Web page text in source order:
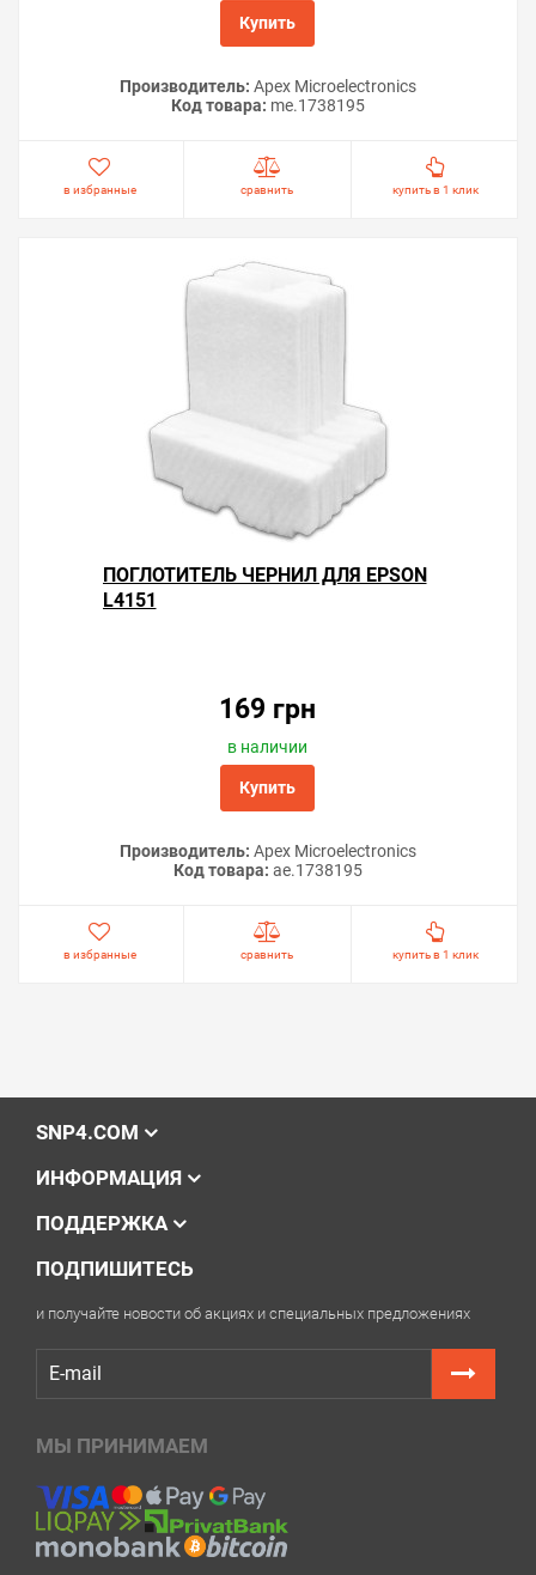
Купить
Производитель: Apex Microelectronics
Код товара: me.1738195
в избранные сравнить купить в 1 клик
ПОГЛОТИТЕЛЬ ЧЕРНИЛ ДЛЯ EPSON
L4151
169 грн
в наличии
Купить
Производитель: Apex Microelectronics
Код товара: ae.1738195
в избранные сравнить купить в 1 клик
SNP4.COM
ИНФОРМАЦИЯ
ПОДДЕРЖКА
ПОДПИШИТЕСЬ
и получайте новости об акциях и специальных предложениях
МЫ ПРИНИМАЕМ